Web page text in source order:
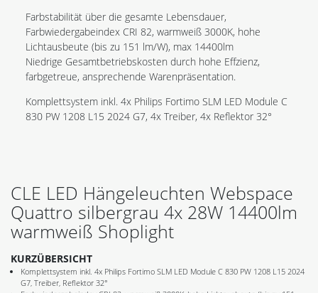
Farbstabilität über die gesamte Lebensdauer,
Farbwiedergabeindex CRI 82, warmweiß 3000K, hohe
Lichtausbeute (bis zu 151 lm/W), max 14400lm
Niedrige Gesamtbetriebskosten durch hohe Effzienz,
farbgetreue, ansprechende Warenpräsentation.
Komplettsystem inkl. 4x Philips Fortimo SLM LED Module C
830 PW 1208 L15 2024 G7, 4x Treiber, 4x Reflektor 32°
CLE LED Hängeleuchten Webspace
Quattro silbergrau 4x 28W 14400lm
warmweiß Shoplight
KURZÜBERSICHT
Komplettsystem inkl. 4x Philips Fortimo SLM LED Module C 830 PW 1208 L15 2024
G7, Treiber, Reflektor 32°